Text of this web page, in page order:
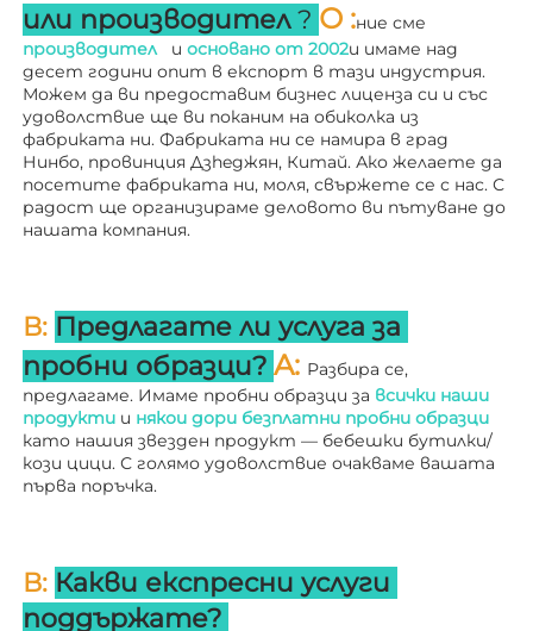
или производител ? О :
производител и основано от 2002и имаме над
десет години опит в експорт в тази индустрия.
Можем да ви предоставим бизнес лиценза си и със
удоволствие ще ви поканим на обиколка из
фабриката ни. Фабриката ни се намира в град
Нинбо, провинция Дзheджян, Китай. Ако желаете да
посетите фабриката ни, моля, свържете се с нас. С
радост ще организираме деловото ви пътуване до
нашата компания.
В: Предлагате ли услуга за
пробни образци? A: Разбира се,
предлагаме. Имаме пробни образци за всички наши
продукти и
като нашия звезден продукт — бебешки бутилки/
кози цици. С голямо удоволствие очакваме вашата
първа поръчка.
В: Какви експресни услуги
поддържате?